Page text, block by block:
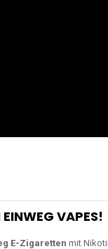
EINWEG VAPES!
E-Zigaretten mit